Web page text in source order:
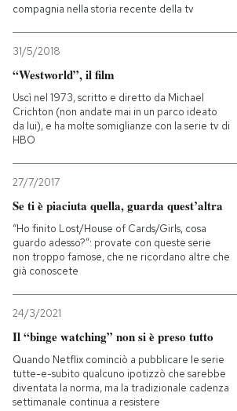
compagnia nella storia recente della tv
31/5/2018
“Westworld”, il film
Uscì nel 1973, scritto e diretto da Michael
Crichton (non andate mai in un parco ideato
da lui), e ha molte somiglianze con la serie tv di
HBO
27/7/2017
Se ti è piaciuta quella, guarda quest’altra
“Ho finito Lost/House of Cards/Girls, cosa
guardo adesso?”: provate con queste serie
non troppo famose, che ne ricordano altre che
già conoscete
24/3/2021
Il “binge watching” non si è preso tutto
Quando Netflix cominciò a pubblicare le serie
tutte-e-subito qualcuno ipotizzò che sarebbe
diventata la norma, ma la tradizionale cadenza
settimanale continua a resistere